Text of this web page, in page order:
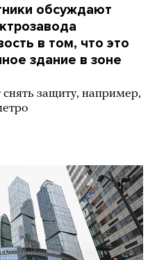
обсуждают
в том, что это
здание в зоне
защиту, например,